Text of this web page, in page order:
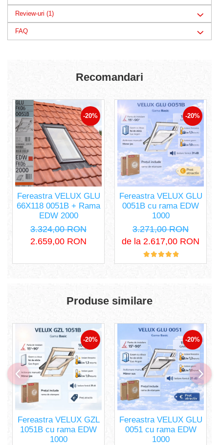
Review-uri (1)
FAQ
Recomandari
-20%
Fereastra VELUX GLU
66X118 0051B + Rama
EDW 2000
3.324,00 RON
2.659,00 RON
-20%
Fereastra VELUX GLU
0051B cu rama EDW
1000
3.271,00 RON
de la 2.617,00 RON
Produse similare
-20%
Fereastra VELUX GZL
1051B cu rama EDW
1000
-20%
Fereastra VELUX GLU
0051 cu rama EDW
1000